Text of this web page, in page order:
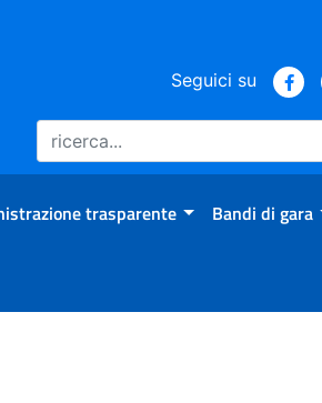
Seguici su
trasparente Bandi di gara